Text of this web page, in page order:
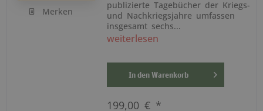
Merken
publizierte Tagebücher der Kriegs-
und Nachkriegsjahre umfassen
insgesamt sechs...
weiterlesen
In den Warenkorb
199,00 € *